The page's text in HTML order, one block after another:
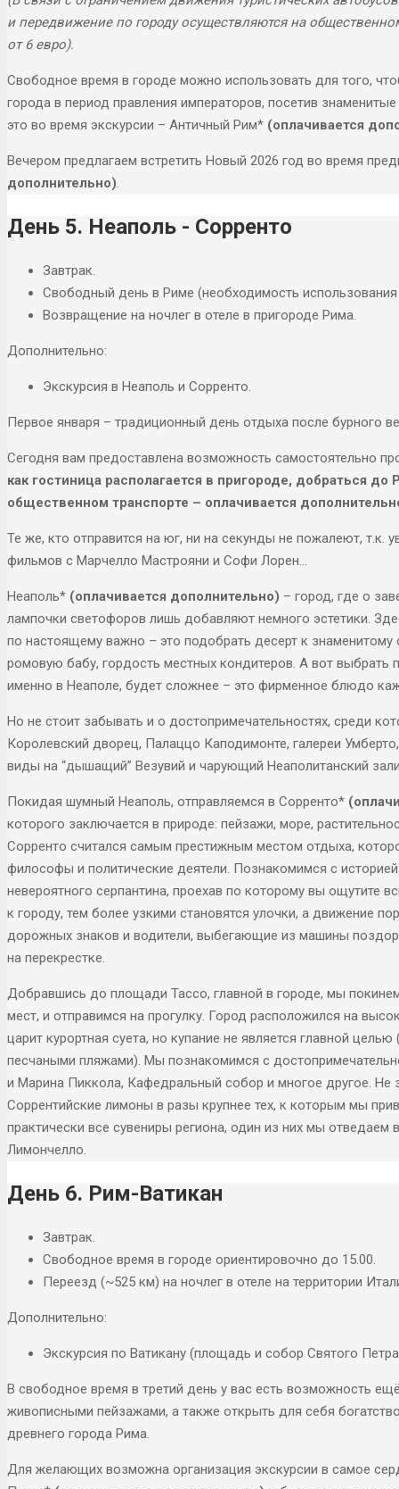
и передвижение по городу осуществляются на
от 6 евро).​​​​​​​
Свободное время в городе можно использовать для того,
города в период правления императоров, посетив
это во время экскурсии – Античный Рим* (оплачивается
Вечером предлагаем встретить Новый 2026 год во время
дополнительно).
День 5. Неаполь - Сорренто
Завтрак.
Свободный день в Риме (необходимость
Возвращение на ночлег в отеле в пригороде Рима.
Дополнительно:
Экскурсия в Неаполь и Сорренто.
Первое января – традиционный день отдыха после бурного
Сегодня вам предоставлена возможность самостоятельно
как гостиница располагается в пригороде, добраться
общественном транспорте – оплачивается
Те же, кто отправится на юг, ни на секунды не пожалеют,
фильмов с Марчелло Мастрояни и Софи Лорен…
Неаполь* (оплачивается дополнительно) – город, где о
лампочки светофоров лишь добавляют немного эстетики.
по настоящему важно – это подобрать десерт к
ромовую бабу, гордость местных кондитеров. А вот выбрать
именно в Неаполе, будет сложнее – это фирменное блюдо
Но не стоит забывать и о достопримечательностях, среди
Королевский дворец, Палаццо Каподимонте, галереи
виды на “дышащий” Везувий и чарующий Неаполитанский
Покидая шумный Неаполь, отправляемся в Сорренто*
которого заключается в природе: пейзажи, море,
Сорренто считался самым престижным местом отдыха,
философы и политические деятели. Познакомимся с
невероятного серпантина, проехав по которому вы ощутите
к городу, тем более узкими становятся улочки, а движение
дорожных знаков и водители, выбегающие из машины
на перекрестке.
Добравшись до площади Тассо, главной в городе, мы
мест, и отправимся на прогулку. Город расположился на
царит курортная суета, но купание не является главной
песчаными пляжами). Мы познакомимся с
и Марина Пиккола, Кафедральный собор и многое другое. Не
Соррентийские лимоны в разы крупнее тех, к которым мы
практически все сувениры региона, один из них мы отведаем
Лимончелло.
День 6. Рим-Ватикан
Завтрак.​​​​​​​
Свободное время в городе ориентировочно до 15.00.
Переезд (~525 км) на ночлег в отеле на территории
Дополнительно:
Экскурсия по Ватикану (площадь и собор Святого
В свободное время в третий день у вас есть возможность
живописными пейзажами, а также открыть для себя
древнего города Рима.
Для желающих возможна организация экскурсии в самое